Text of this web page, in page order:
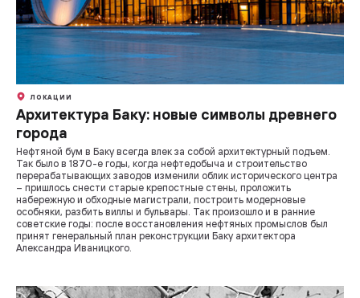
ЛОКАЦИИ
Архитектура Баку: новые символы древнего
города
Нефтяной бум в Баку всегда влек за собой архитектурный подъем.
Так было в 1870-е годы, когда нефтедобыча и строительство
перерабатывающих заводов изменили облик исторического центра
– пришлось снести старые крепостные стены, проложить
набережную и обходные магистрали, построить модерновые
особняки, разбить виллы и бульвары. Так произошло и в ранние
советские годы: после восстановления нефтяных промыслов был
принят генеральный план реконструкции Баку архитектора
Александра Иваницкого.